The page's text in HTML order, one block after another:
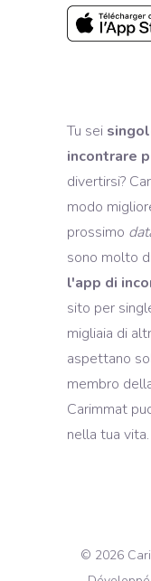
Tu sei
incontrare
divertirsi?
modo
prossimo
sono molto
l'app di
sito per
migliaia di
aspettano
membro
Carimmat
nella tua vita.
© 2026